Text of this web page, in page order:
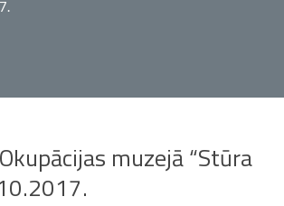
muzejā “Stūra